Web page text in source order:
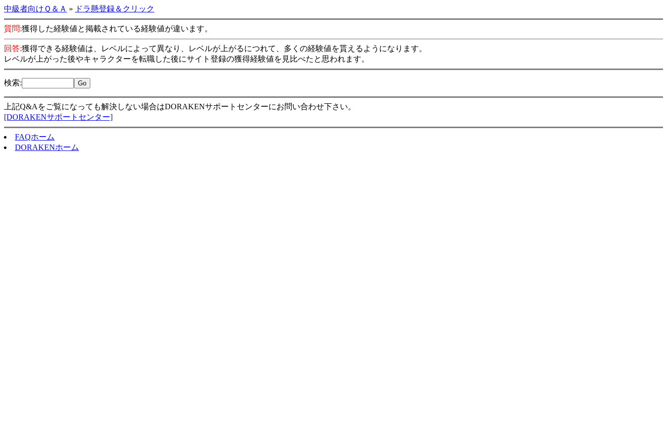
中級者向けＱ＆Ａ » ドラ懸登録＆クリック
質問:獲得した経験値と掲載されている経験値が違います。
回答:獲得できる経験値は、レベルによって異なり、レベルが上がるにつれて、多くの経験値を貰えるようになります。
レベルが上がった後やキャラクターを転職した後にサイト登録の獲得経験値を見比べたと思われます。
検索:
上記Q&Aをご覧になっても解決しない場合はDORAKENサポートセンターにお問い合わせ下さい。
[DORAKENサポートセンター]
FAQホーム
DORAKENホーム